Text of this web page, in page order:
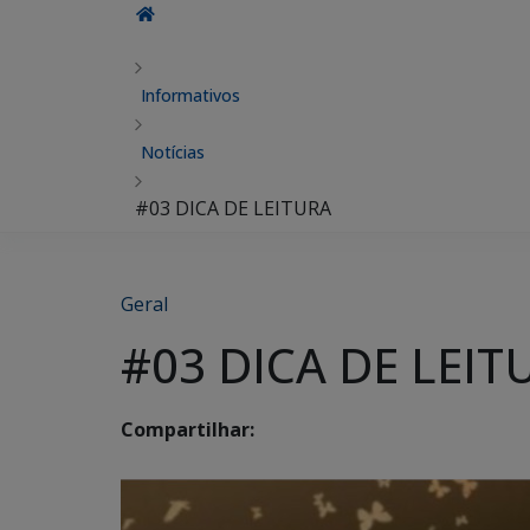
Informativos
Notícias
#03 DICA DE LEITURA
Geral
#03 DICA DE
Compartilhar: